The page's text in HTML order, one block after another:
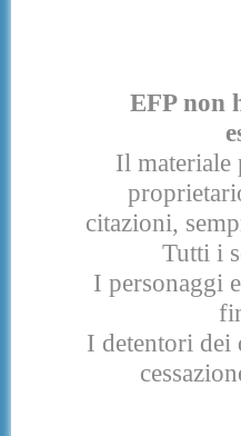
EFP non
Il materiale
citazioni,
Tutti i
I personaggi
I detentori